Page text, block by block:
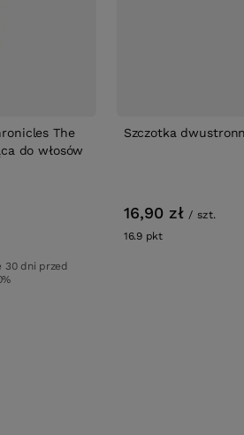
The
do włosów
30 dni przed
Szczotka
16,90 zł / szt.
16.9 pktpunktów